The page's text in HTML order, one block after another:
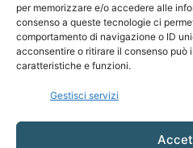
per memorizzare e/o accedere alle
consenso a queste tecnologie ci
comportamento di navigazione o ID
acconsentire o ritirare il consenso
caratteristiche e funzioni.
Gestisci servizi